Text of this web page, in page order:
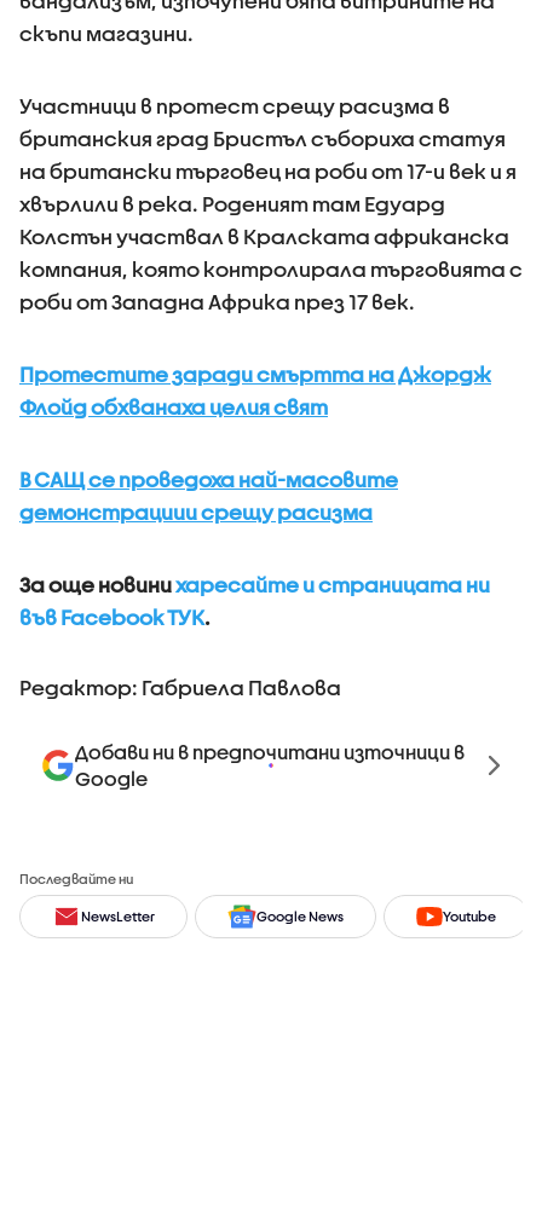
скъпи магазини.
Участници в протест срещу расизма в
британския град Бристъл събориха статуя
на британски търговец на роби от 17-и век и я
хвърлили в река. Роденият там Едуард
Колстън участвал в Кралската африканска
компания, която контролирала търговията с
роби от Западна Африка през 17 век.
Протестите заради смъртта на Джордж
Флойд обхванаха целия свят
В САЩ се проведоха най-масовите
демонстрациии срещу расизма
За още новинихаресайте и страницата ни
във Facebook ТУК.
Редактор: Габриела Павлова
Добави ни в предпочитани източници в
Google
Последвайте ни
NewsLetter Google News Youtube